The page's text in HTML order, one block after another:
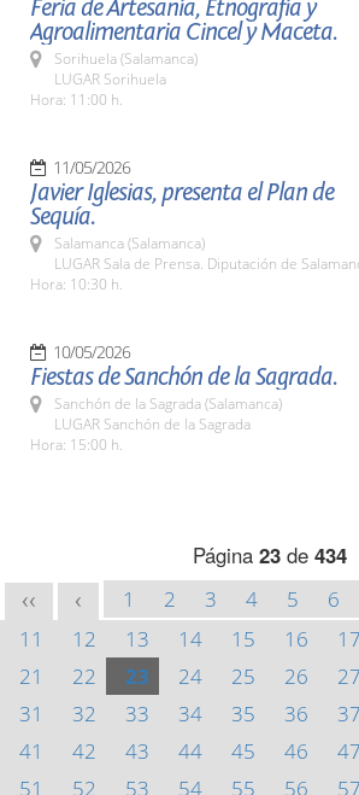
Feria de Artesanía, Etnografía y
Agroalimentaria Cincel y Maceta.
Sorihuela (Salamanca)
LUGAR Sorihuela
Hora: 11:00 h.
11/05/2026
Javier Iglesias, presenta el Plan de
Sequía.
Salamanca (Salamanca)
LUGAR Sala de Prensa. Diputación de
Hora: 10:30 h.
10/05/2026
Fiestas de Sanchón de la Sagrada.
Sanchón de la Sagrada (Salamanca)
LUGAR Sanchón de la Sagrada
Hora: 15:00 h.
Página 23 de 434
<< < 1 2 3 4 5 6
11
12 13 14 15 16 17
21
22 23 24 25 26 27
31
32 33 34 35 36 37
41
42 43 44 45 46 47
51
52 53 54 55 56 57